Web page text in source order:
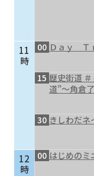
11
時
12
時
00 Ｄａｙ Ｔ
15 歴史街道
道”～角倉
30 きしわだ
00 はじめの